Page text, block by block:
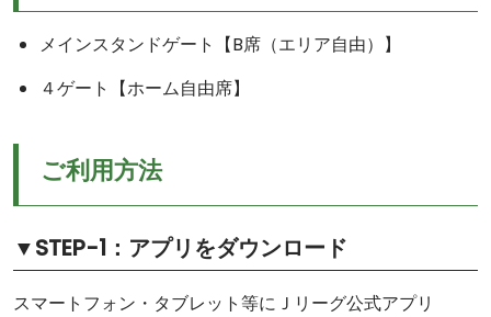
メインスタンドゲート【B席（エリア自由）】
４ゲート【ホーム自由席】
ご利用方法
▼STEP-1：アプリをダウンロード
スマートフォン・タブレット等にＪリーグ公式アプリ